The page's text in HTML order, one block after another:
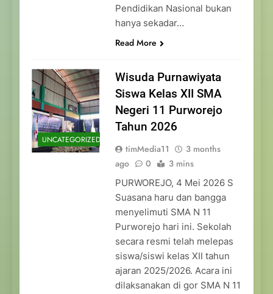
Pendidikan Nasional bukan
hanya sekadar…
Read More
UNCATEGORIZED
Wisuda Purnawiyata
Siswa Kelas XII SMA
Negeri 11 Purworejo
Tahun 2026
timMedia11
3 months
ago
0 3 mins
PURWOREJO, 4 Mei 2026 S
Suasana haru dan bangga
menyelimuti SMA N 11
Purworejo hari ini. Sekolah
secara resmi telah melepas
siswa/siswi kelas XII tahun
ajaran 2025/2026. Acara ini
dilaksanakan di gor SMA N 11